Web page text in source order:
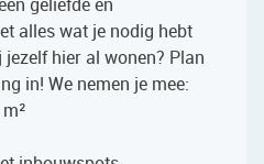
alles wat je nodig hebt
hier al wonen? Plan
in! We nemen je mee: